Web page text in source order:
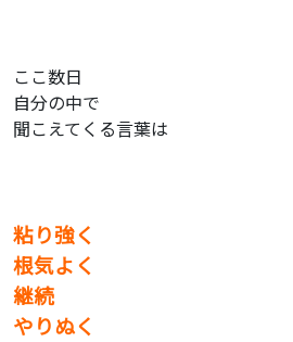
ここ数日
自分の中で
聞こえてくる言葉は
粘り強く
根気よく
継続
やりぬく